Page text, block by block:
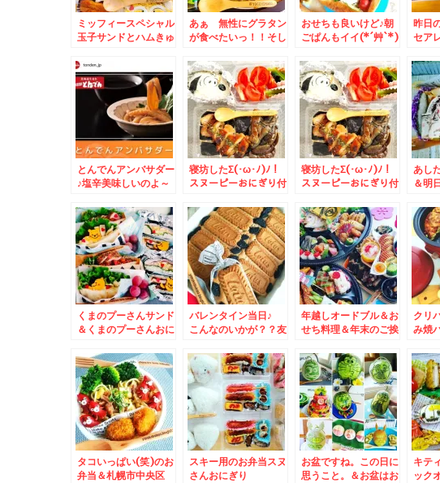
ミッフィースペシャル
玉子サンドとハムきゅ
県広島「お好み焼き
鉄板焼き 徳川」さん
で「府中焼き」「コウ
ネ焼き」「お好み焼」
など等リーズナブルに
名物楽しみまくり(*
´艸`*)
あぁ 無性にグラタン
が食べたいっ！！そし
一番合う！！！！！！
やめられない～～～(*
´艸`*)
おせちも良いけど♪朝
ごぱんもイイ(*´艸`*)
昨日
セア
タ♪
レシ
とんでんアンバサダー
♪塩辛美味しいのよ～
寝坊したΣ(･ω･ﾉ)ﾉ！
スヌーピーおにぎり付
寝坊したΣ(･ω･ﾉ)ﾉ！
スヌーピーおにぎり付
あし
＆明
くまのプーさんサンド
＆くまのプーさんおに
バレンタイン当日♪
こんなのいかが？？友
にも♪本命にも♪
年越しオードブル＆お
せち料理＆年末のご挨
クリ
み焼
るヤ
タコいっぱい(笑)のお
弁当＆札幌市中央区
スキー用のお弁当スヌ
さんおにぎり
お盆ですね。この日に
思うこと。＆お盆はお
キテ
ック